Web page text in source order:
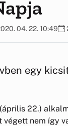
04. 22. 10:49
egy
22.)
végett nem így